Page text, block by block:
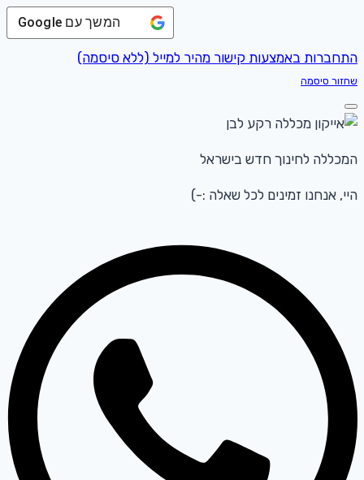
המשך עם Google
התחברות באמצעות קישור מהיר למייל (ללא סיסמה)
שחזור סיסמה
המכללה לחינוך חדש בישראל
היי, אנחנו זמינים לכל שאלה :-)